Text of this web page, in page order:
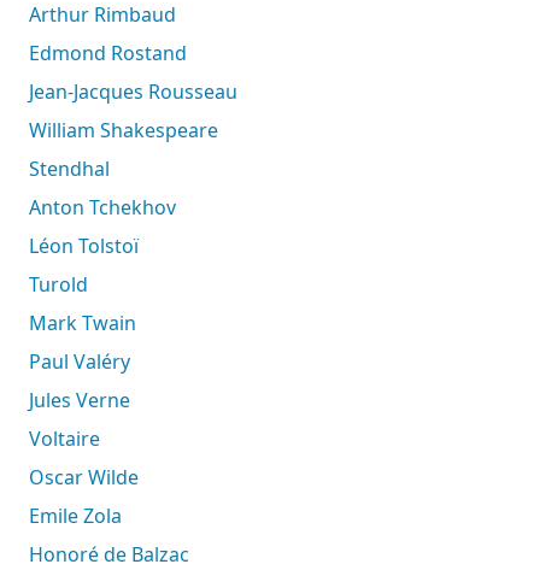
Arthur Rimbaud
Edmond Rostand
Jean-Jacques Rousseau
William Shakespeare
Stendhal
Anton Tchekhov
Léon Tolstoï
Turold
Mark Twain
Paul Valéry
Jules Verne
Voltaire
Oscar Wilde
Emile Zola
Honoré de Balzac